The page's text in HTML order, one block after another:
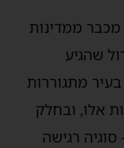
ממדינות
מתגוררות
ובחלק
רגישה